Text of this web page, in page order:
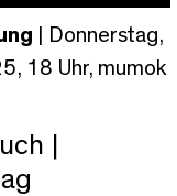
| Donnerstag,
18 Uhr, mumok
|